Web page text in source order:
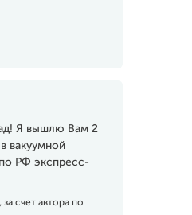
Я вышлю Вам 2
вакуумной
РФ экспресс-
за счет автора по